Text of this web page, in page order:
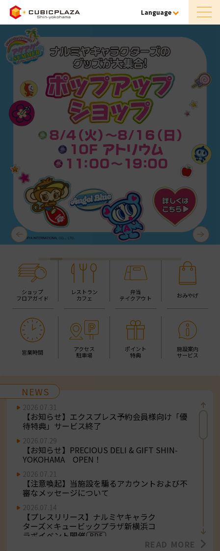
Language
Previous Next
ショップ
フロアガイド
レストラン
カフェ
弁当
テイクアウト
おみやげ
営業時間
アクセス
駐車場
ポイント
特典
施設案内
サービス
NEWS
2026.07.31
【お知らせ】エクスプレス予約会員様向け「優
待特典」サービス終了
2026.07.29
【お知らせ】PRECIOUS DELI & GIFT SHIN-
YOKOHAMA OPEN！
2026.07.21
【注意喚起】当施設を騙るアカウントおよび不
審なメッセージについて
2026.07.14
【プレスリリース】ナルミヤキャラク
ターズ×キュービックプラザ新横浜コ
ラボイベント開催
READ MORE